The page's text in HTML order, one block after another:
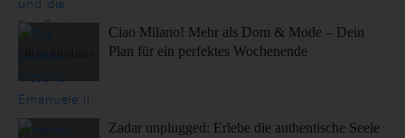
Ciao Milano! Mehr als Dom & Mode – Dein
Plan für ein perfektes Wochenende
Zadar unplugged: Erlebe die authentische Seele